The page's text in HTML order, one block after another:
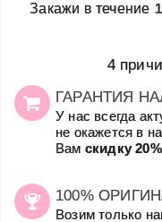
Закажи в течение
4
ГАРАНТИЯ
У нас всегда
не окажется в
Вам скидку 20%
100%
Возим только